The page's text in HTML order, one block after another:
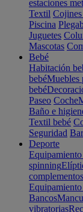
estaciones
Textil
Piscina
Juguetes
Mascotas
Bebé
Habitación
bebéMuebles
bebé
Paseo Coche
Baño e
Textil bebé
Seguridad
Deporte
spinning
complementos
Bancos
vibratorias